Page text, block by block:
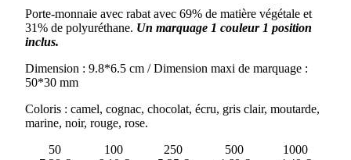
Porte-monnaie avec rabat avec 69% de matière végétale et
31% de polyuréthane. Un marquage 1 couleur 1 position
inclus.
Dimension : 9.8*6.5 cm / Dimension maxi de marquage :
50*30 mm
Coloris : camel, cognac, chocolat, écru, gris clair, moutarde,
marine, noir, rouge, rose.
50
100 250 500
1000